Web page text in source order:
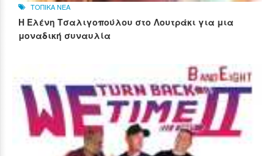
ΤΟΠΙΚΑ ΝΕΑ
Η Ελένη Τσαλιγοπούλου στο Λουτράκι για μια
μοναδική συναυλία